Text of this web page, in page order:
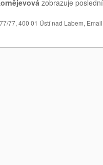
zobrazuje
77, 400 01 Ústí nad Labem,